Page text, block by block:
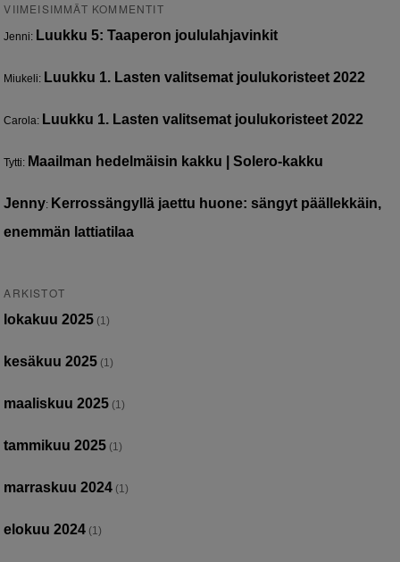
VIIMEISIMMÄT KOMMENTIT
Jenni: Luukku 5: Taaperon joululahjavinkit
Miukeli: Luukku 1. Lasten valitsemat joulukoristeet 2022
Carola: Luukku 1. Lasten valitsemat joulukoristeet 2022
Tytti: Maailman hedelmäisin kakku | Solero-kakku
Jenny: Kerrossängyllä jaettu huone: sängyt päällekkäin,
enemmän lattiatilaa
ARKISTOT
lokakuu 2025 (1)
kesäkuu 2025 (1)
maaliskuu 2025 (1)
tammikuu 2025 (1)
marraskuu 2024 (1)
elokuu 2024 (1)